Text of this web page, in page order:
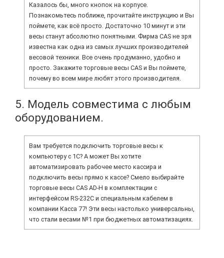
Казалось бы, много кнопок на корпусе.
Познакомьтесь поближе, прочитайте инструкцию и Вы
поймете, как всё просто. Достаточно 10 минут и эти
весы станут абсолютно понятными. Фирма CAS не зря
известна как одна из самых лучших производителей
весовой техники. Все очень продуманно, удобно и
просто. Закажите торговые весы CAS и Вы поймете,
почему во всем мире любят этого производителя.
5. Модель совместима с любым
оборудованием.
Вам требуется подключить торговые весы к
компьютеру с 1С? А может Вы хотите
автоматизировать рабочее место кассира и
подключить весы прямо к кассе? Смело выбирайте
торговые весы CAS AD-H в комплектации с
интерфейсом RS-232C и специальным кабелем в
компании Касса 77! Эти весы настолько универсальны,
что стали весами №1 при бюджетных автоматизациях.